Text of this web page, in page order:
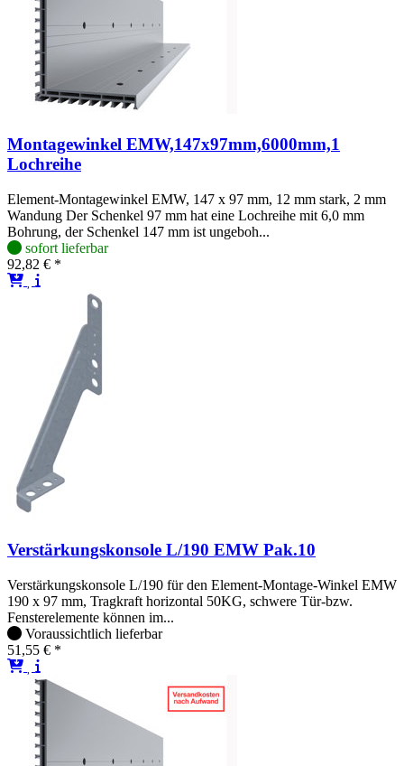
Montagewinkel EMW,147x97mm,6000mm,1
Lochreihe
Element-Montagewinkel EMW, 147 x 97 mm, 12 mm stark, 2 mm
Wandung Der Schenkel 97 mm hat eine Lochreihe mit 6,0 mm
Bohrung, der Schenkel 147 mm ist ungeboh...
sofort lieferbar
92,82 € *
Verstärkungskonsole L/190 EMW Pak.10
Verstärkungskonsole L/190 für den Element-Montage-Winkel EMW
190 x 97 mm, Tragkraft horizontal 50KG, schwere Tür-bzw.
Fensterelemente können im...
Voraussichtlich lieferbar
51,55 € *